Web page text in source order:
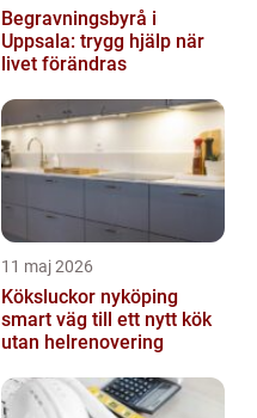
Begravningsbyrå i
Uppsala: trygg hjälp när
livet förändras
11 maj 2026
Köksluckor nyköping
smart väg till ett nytt kök
utan helrenovering